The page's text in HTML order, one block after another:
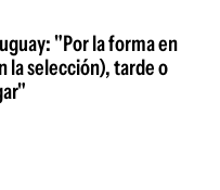
"Por la forma en
la selección), tarde o